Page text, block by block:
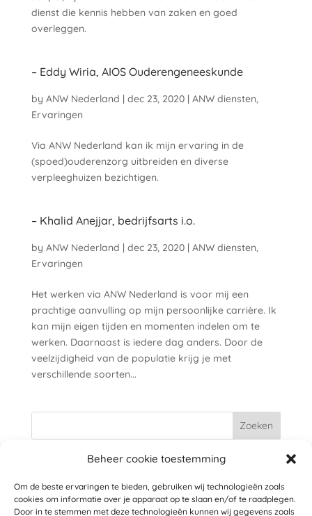
Beheer cookie toestemming
Om de beste ervaringen te bieden, gebruiken wij technologieën zoals
cookies om informatie over je apparaat op te slaan en/of te raadplegen.
Door in te stemmen met deze technologieën kunnen wij gegevens zoals
dienst die kennis hebben van zaken en goed
overleggen.
– Eddy Wiria, AIOS Ouderengeneeskunde
by ANW Nederland | dec 23, 2020| ANW diensten,
Ervaringen
Via ANW Nederland kan ik mijn ervaring in de
(spoed)ouderenzorg uitbreiden en diverse
verpleeghuizen bezichtigen.
– Khalid Anejjar, bedrijfsarts i.o.
by ANW Nederland | dec 23, 2020| ANW diensten,
Ervaringen
Het werken via ANW Nederland is voor mij een
prachtige aanvulling op mijn persoonlijke carrière. Ik
kan mijn eigen tijden en momenten indelen om te
werken. Daarnaast is iedere dag anders. Door de
veelzijdigheid van de populatie krijg je met
verschillende soorten...
Recente berichten
Flexibiliteit, leerzaam en autonomie: precies wat ik
zocht 4 januari 2026